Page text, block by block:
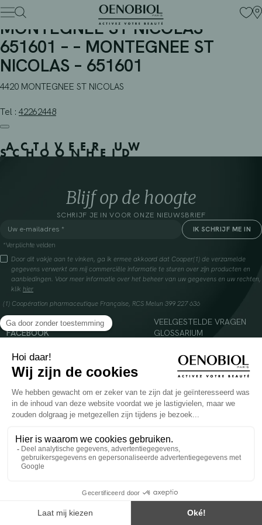
Skip
to
content
PHARMACIE DUFOUR –
MONTEGNEE ST NICOLAS –
651601 – – MONTEGNEE ST
NICOLAS – 651601
4420 MONTEGNEE ST NICOLAS
Tel : 42262448
ACTIVEER UW
SCHOONHEID
Blijf op de hoogte
SCHRIJF JE IN VOOR ONZE NIEUWSBRIEF
*Verplichte velden
Door dit vakje aan te vinken, ga ik ermee akkoord dat Cooper(1) de verzamelde
gegevens verwerkt om mij commerciële informatie te sturen over zijn producten en
aanbiedingen. Voor meer informatie over het beheer van uw gegevens en uw rechten,
klik hier
(1) Coopération pharmaceutique Française, RCS Melun 399 227 636
INSTAGRAM
FACEBOOK
YOUTUBE
VEELGESTELDE VRAGEN
GLOSSARIUM
© 2024 Oenobiol Paris
Voedingssupplement dat moet worden geconsumeerd als onderdeel van een gevarieerde,
overschrijden. Enkel voor volwassenen, buiten het bereik van kinderen houden.